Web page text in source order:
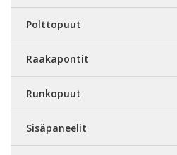
Polttopuut
Raakapontit
Runkopuut
Sisäpaneelit